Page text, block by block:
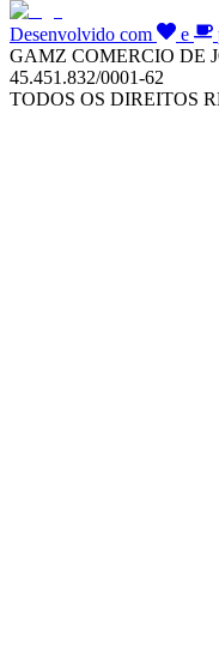
Desenvolvido com e
GAMZ COMERCIO DE
45.451.832/0001-62
TODOS OS DIREITOS